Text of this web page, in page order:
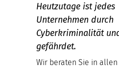
Heutzutage ist jedes
Unternehmen durch
Cyberkriminalität
gefährdet.
Wir beraten Sie in allen